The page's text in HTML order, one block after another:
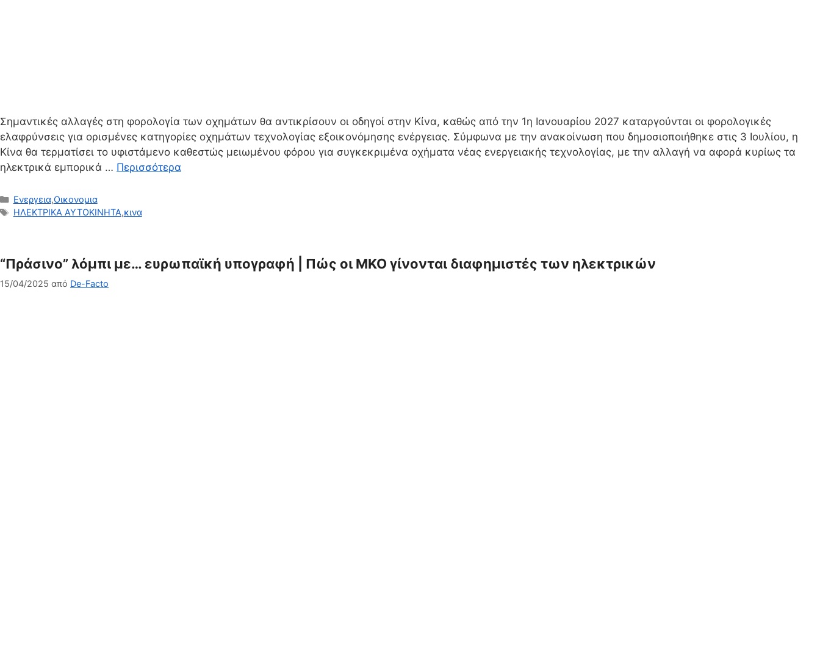
Σημαντικές αλλαγές στη φορολογία των οχημάτων θα αντικρίσουν οι οδηγοί στην Κίνα, καθώς από την 1η Ιανουαρίου 2027 καταργούνται οι φορολογικές
ελαφρύνσεις για ορισμένες κατηγορίες οχημάτων τεχνολογίας εξοικονόμησης ενέργειας. Σύμφωνα με την ανακοίνωση που δημοσιοποιήθηκε στις 3 Ιουλίου, η
Κίνα θα τερματίσει το υφιστάμενο καθεστώς μειωμένου φόρου για συγκεκριμένα οχήματα νέας ενεργειακής τεχνολογίας, με την αλλαγή να αφορά κυρίως τα
ηλεκτρικά εμπορικά … Περισσότερα
Κατηγορίες
Ενεργεια,Οικονομια
Ετικέτες
ΗΛΕΚΤΡΙΚΑ ΑΥΤΟΚΙΝΗΤΑ,κινα
“Πράσινο” λόμπι με… ευρωπαϊκή υπογραφή | Πώς οι ΜΚΟ γίνονται διαφημιστές των ηλεκτρικών
15/04/2025 από De-Facto